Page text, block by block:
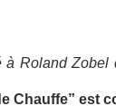
Roland Zobel
Chauffe” est